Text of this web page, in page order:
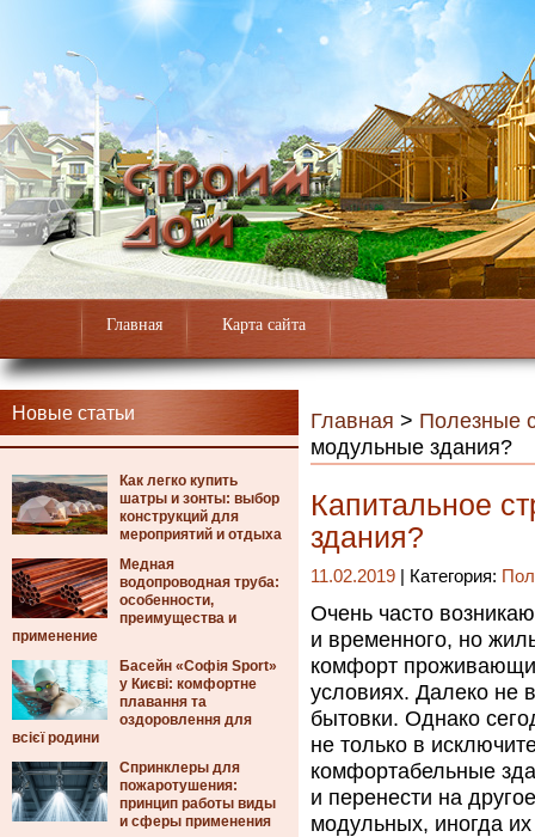
Главная Карта сайта
Новые статьи
Как легко купить
шатры и зонты: выбор
конструкций для
мероприятий и отдыха
Медная
водопроводная труба:
особенности,
преимущества и
применение
Басейн «Софія Sport»
у Києві: комфортне
плавання та
оздоровлення для
всієї родини
Спринклеры для
пожаротушения:
принцип работы виды
и сферы применения
Главная > Полезные
модульные здания?
Капитальное
здания?
11.02.2019 | Категория:
Очень часто
и временного, но
комфорт
условиях. Далеко не
бытовки. Однако
не только в
комфортабельные
и перенести на
модульных, иногда